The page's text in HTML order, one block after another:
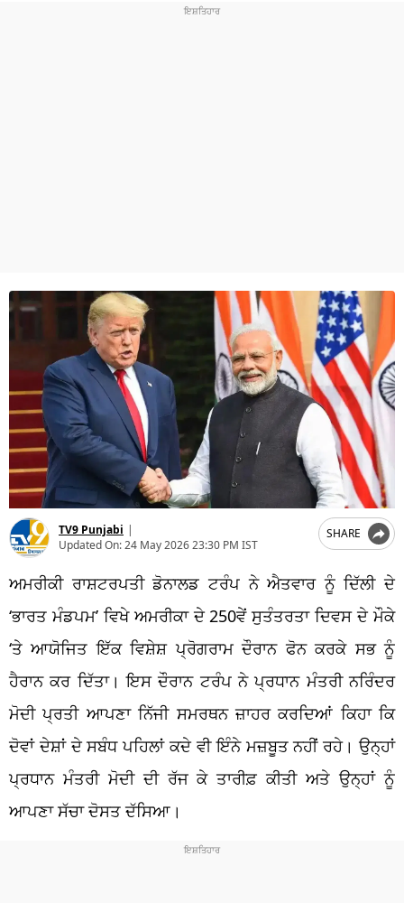
TV9 Punjabi |
Updated On:24 May 2026 23:30 PM IST
SHARE
ਅਮਰੀਕੀ ਰਾਸ਼ਟਰਪਤੀ ਡੋਨਾਲਡ ਟਰੰਪ ਨੇ ਐਤਵਾਰ ਨੂੰ ਦਿੱਲੀ ਦੇ
‘ਭਾਰਤ ਮੰਡਪਮ’ ਵਿਖੇ ਅਮਰੀਕਾ ਦੇ 250ਵੇਂ ਸੁਤੰਤਰਤਾ ਦਿਵਸ ਦੇ ਮੌਕੇ
‘ਤੇ ਆਯੋਜਿਤ ਇੱਕ ਵਿਸ਼ੇਸ਼ ਪ੍ਰੋਗਰਾਮ ਦੌਰਾਨ ਫੋਨ ਕਰਕੇ ਸਭ ਨੂੰ
ਹੈਰਾਨ ਕਰ ਦਿੱਤਾ। ਇਸ ਦੌਰਾਨ ਟਰੰਪ ਨੇ ਪ੍ਰਧਾਨ ਮੰਤਰੀ ਨਰਿੰਦਰ
ਮੋਦੀ ਪ੍ਰਤੀ ਆਪਣਾ ਨਿੱਜੀ ਸਮਰਥਨ ਜ਼ਾਹਰ ਕਰਦਿਆਂ ਕਿਹਾ ਕਿ
ਦੋਵਾਂ ਦੇਸ਼ਾਂ ਦੇ ਸਬੰਧ ਪਹਿਲਾਂ ਕਦੇ ਵੀ ਇੰਨੇ ਮਜ਼ਬੂਤ ਨਹੀਂ ਰਹੇ। ਉਨ੍ਹਾਂ
ਪ੍ਰਧਾਨ ਮੰਤਰੀ ਮੋਦੀ ਦੀ ਰੱਜ ਕੇ ਤਾਰੀਫ਼ ਕੀਤੀ ਅਤੇ ਉਨ੍ਹਾਂ ਨੂੰ
ਆਪਣਾ ਸੱਚਾ ਦੋਸਤ ਦੱਸਿਆ।